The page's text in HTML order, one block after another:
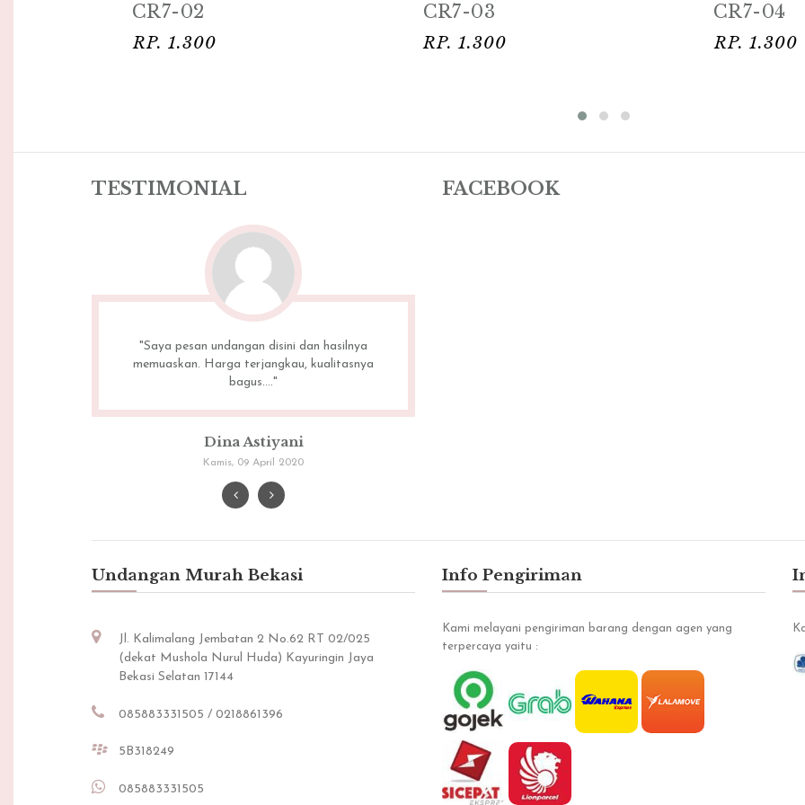
CR7-03
RP. 1.300
CR7-04
RP. 1.300
CR7-05
RP. 1.300
TESTIMONIAL
"Puas sama undangan bekasi. Bisa custome
undangan sesuai yg gue pengen. Harganya jg
lebih murah diban..."
Noor Wijayanti
Selasa, 05 April 2016
FACEBOOK
Undangan Murah Bekasi
Jl. Kalimalang Jembatan 2 No.62 RT 02/025
(dekat Mushola Nurul Huda) Kayuringin Jaya
Bekasi Selatan 17144
085883331505 / 0218861396
5B318249
085883331505
Info Pengiriman
Kami melayani pengiriman barang dengan agen yang
terpercaya yaitu :